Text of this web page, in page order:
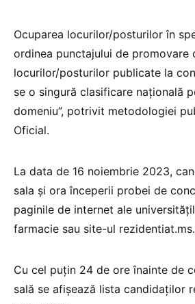
Ocuparea locurilor/posturilor în
ordinea punctajului de promovare
locurilor/posturilor publicate la
se o singură clasificare națională
domeniu”, potrivit metodologiei
Oficial.
La data de 16 noiembrie 2023,
sala și ora începerii probei de
paginile de internet ale
farmacie sau site-ul
Cu cel puțin 24 de ore înainte de
sală se afișează lista candidaților